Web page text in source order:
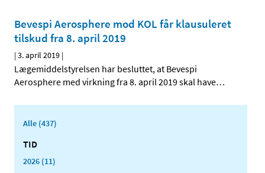
Bevespi Aerosphere mod KOL får klausuleret
tilskud fra 8. april 2019
|3. april 2019 |
Lægemiddelstyrelsen har besluttet, at Bevespi
Aerosphere med virkning fra 8. april 2019 skal have…
Alle (437)
TID
2026 (11)